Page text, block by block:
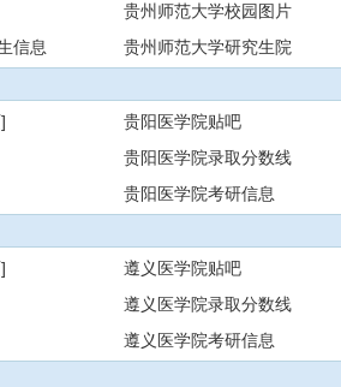
贵州师范大学校园图片
信息
贵州师范大学研究生院
贵阳医学院贴吧
贵阳医学院录取分数线
贵阳医学院考研信息
遵义医学院贴吧
遵义医学院录取分数线
遵义医学院考研信息